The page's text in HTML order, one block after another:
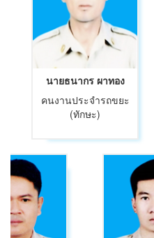
นายธนากร ผาทอง
คนงานประจำรถขยะ
(ทักษะ)